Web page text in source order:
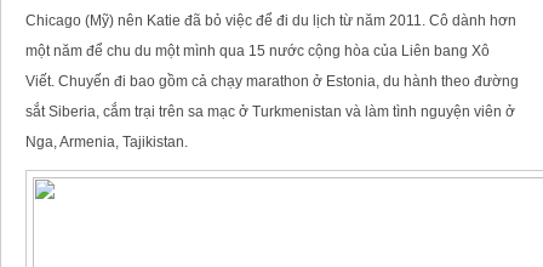
Chicago (Mỹ) nên Katie đã bỏ việc để đi du lịch từ năm 2011. Cô dành hơn
một năm để chu du một mình qua 15 nước cộng hòa của Liên bang Xô
Viết. Chuyến đi bao gồm cả chạy marathon ở Estonia, du hành theo đường
sắt Siberia, cắm trại trên sa mạc ở Turkmenistan và làm tình nguyện viên ở
Nga, Armenia, Tajikistan.